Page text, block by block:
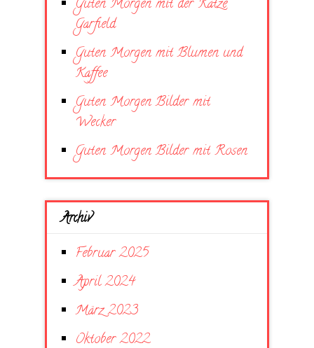
Guten Morgen mit der Katze
Garfield
Guten Morgen mit Blumen und
Kaffee
Guten Morgen Bilder mit
Wecker
Guten Morgen Bilder mit Rosen
Archiv
Februar 2025
April 2024
März 2023
Oktober 2022